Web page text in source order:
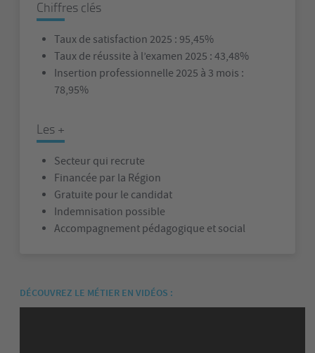
Chiffres clés
Taux de satisfaction 2025 : 95,45%
Taux de réussite à l’examen 2025 : 43,48%
Insertion professionnelle 2025 à 3 mois :
78,95%
Les +
Secteur qui recrute
Financée par la Région
Gratuite pour le candidat
Indemnisation possible
Accompagnement pédagogique et social
DÉCOUVREZ LE MÉTIER EN VIDÉOS :